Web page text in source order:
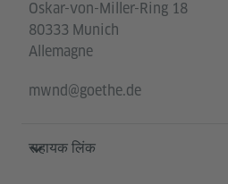
Oskar-von-Miller-Ring 18
80333 Munich
Allemagne
mwnd@goethe.de
सहायक लिंक